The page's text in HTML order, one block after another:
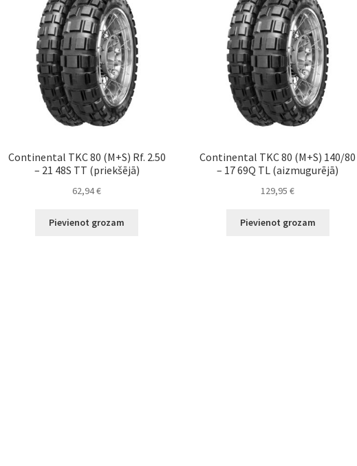
Continental TKC 80 (M+S) Rf. 2.50
– 21 48S TT (priekšējā)
62,94€
Pievienot grozam
Continental TKC 80 (M+S) 140/80
– 17 69Q TL (aizmugurējā)
129,95€
Pievienot grozam